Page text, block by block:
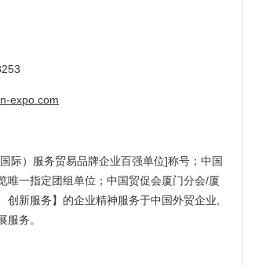
expo.com
际）服务贸易品牌企业百强单位]称号；中国
唯一指定团组单位；中国贸促会厦门分会/厦
新服务】的企业精神服务于中国外贸企业,
务。